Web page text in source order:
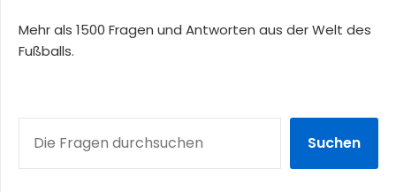
Mehr als 1500 Fragen und Antworten aus der Welt des
Fußballs.
Suchen